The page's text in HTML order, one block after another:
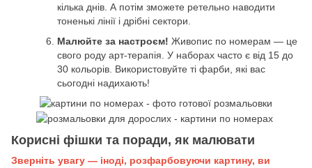
кілька днів. А потім зможете ретельно наводити
тоненькі лінії і дрібні сектори.
Малюйте за настроєм! Живопис по номерам — це
свого роду арт-терапія. У наборах часто є від 15 до
30 кольорів. Використовуйте ті фарби, які вас
сьогодні надихають!
Корисні фішки та поради, як малювати
Зверніть увагу — іноді, розфарбовуючи картину, ви